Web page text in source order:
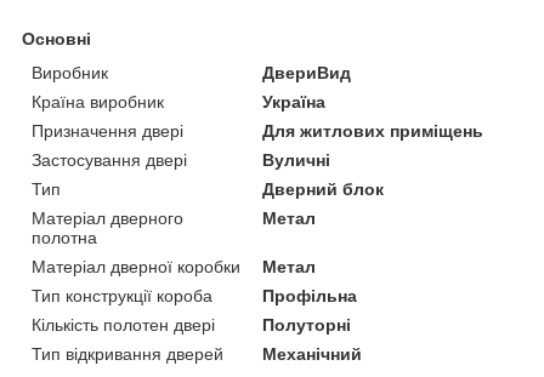
Основні
Виробник
ДвериВид
Країна виробник
Україна
Призначення двері
Для житлових приміщень
Застосування двері
Вуличні
Тип
Дверний блок
Матеріал дверного
полотна
Метал
Матеріал дверної коробки
Метал
Тип конструкції короба
Профільна
Кількість полотен двері
Полуторні
Тип відкривання дверей
Механічний